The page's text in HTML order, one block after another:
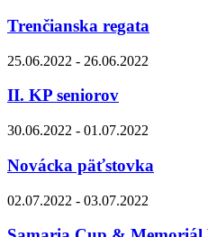
Trenčianska regata
25.06.2022 - 26.06.2022
II. KP seniorov
30.06.2022 - 01.07.2022
Novácka päťstovka
02.07.2022 - 03.07.2022